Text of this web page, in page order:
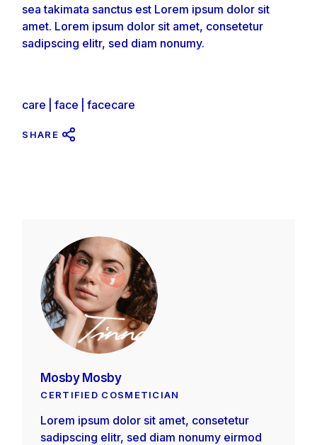
sea takimata sanctus est Lorem ipsum dolor sit
amet. Lorem ipsum dolor sit amet, consetetur
sadipscing elitr, sed diam nonumy.
care face facecare
SHARE
Mosby Mosby
CERTIFIED COSMETICIAN
Lorem ipsum dolor sit amet, consetetur
sadipscing elitr, sed diam nonumy eirmod